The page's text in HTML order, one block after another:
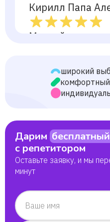
Кирилл Папа
Матвей
Адам
Софья
Камилла
Елизавета
Дина
широкий
Дарим
с репетитором
Оставьте заявку, и мы
минут
Ваше имя